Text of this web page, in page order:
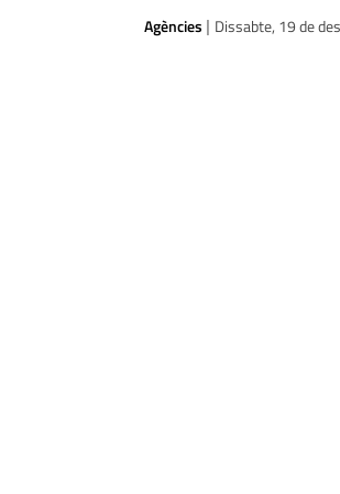
Agències | Dissabte, 19 de